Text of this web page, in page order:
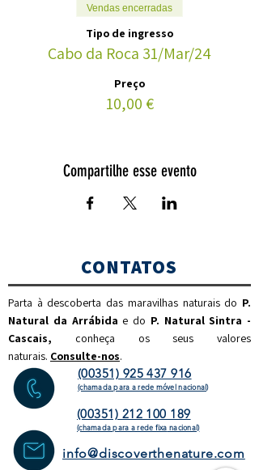
Vendas encerradas
Tipo de ingresso
Cabo da Roca 31/Mar/24
Preço
10,00 €
Compartilhe esse evento
CONTATOS
Parta à descoberta das maravilhas naturais do P.
Natural da Arrábida e do P. Natural Sintra -
Cascais, conheça os seus valores
naturais. Consulte-nos.
(00351) 925 437 916
(chamada para a rede móvel nacional)
(00351) 212 100 189
(chamada para a rede fixa nacional)
info@discoverthenature.com